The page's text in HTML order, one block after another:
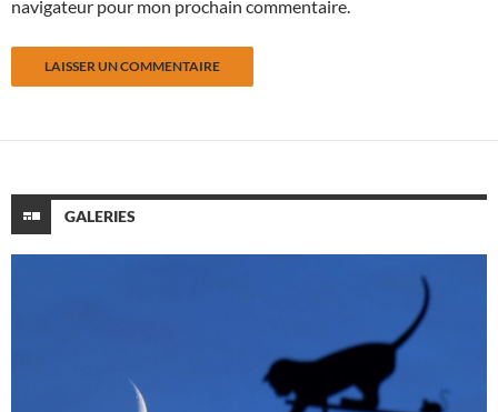
navigateur pour mon prochain commentaire.
GALERIES